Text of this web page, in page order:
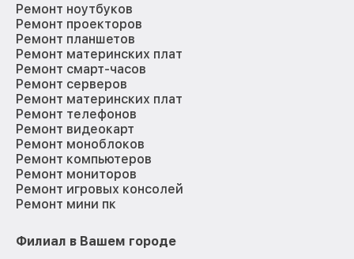
Ремонт ноутбуков
Ремонт проекторов
Ремонт планшетов
Ремонт материнских плат
Ремонт смарт-часов
Ремонт серверов
Ремонт материнских плат
Ремонт телефонов
Ремонт видеокарт
Ремонт моноблоков
Ремонт компьютеров
Ремонт мониторов
Ремонт игровых консолей
Ремонт мини пк
Филиал в Вашем городе